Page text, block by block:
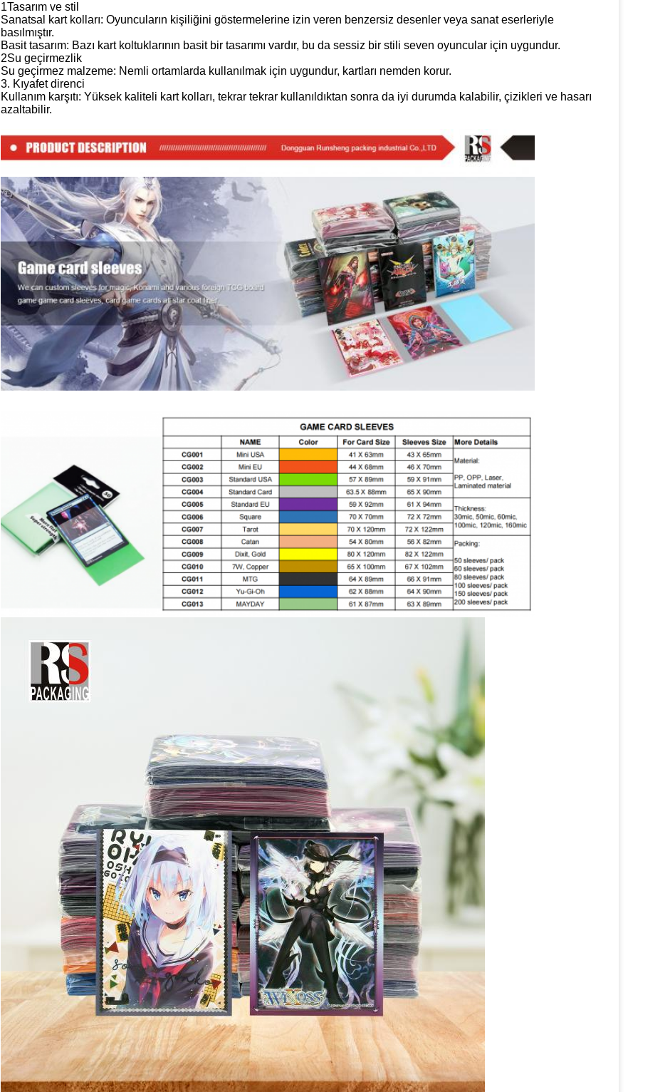
1Tasarım ve stil
Sanatsal kart kolları: Oyuncuların kişiliğini göstermelerine izin veren benzersiz desenler veya sanat eserleriyle
basılmıştır.
Basit tasarım: Bazı kart koltuklarının basit bir tasarımı vardır, bu da sessiz bir stili seven oyuncular için uygundur.
2Su geçirmezlik
Su geçirmez malzeme: Nemli ortamlarda kullanılmak için uygundur, kartları nemden korur.
3. Kıyafet direnci
Kullanım karşıtı: Yüksek kaliteli kart kolları, tekrar tekrar kullanıldıktan sonra da iyi durumda kalabilir, çizikleri ve hasarı
azaltabilir.
kartlarınıza kişilik ve stil de katar.
Magic: The Gathering (MTG) dünyasında, her kartın kendine özgü bir değeri ve anlamı vardır.Bu kartları korumak
özellikle önemlidir.Kart kolları sadece aşınmayı ve çizikleri önlemekle kalmaz, aynı zamanda kartlarınıza kişilik ve stil